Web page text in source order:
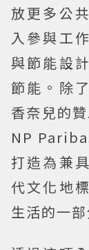
放更多公
入參與工
與節能設
節能。除
香奈兒的
NP
打造為兼
代文化地
生活的一部